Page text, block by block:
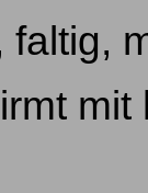
faltig,